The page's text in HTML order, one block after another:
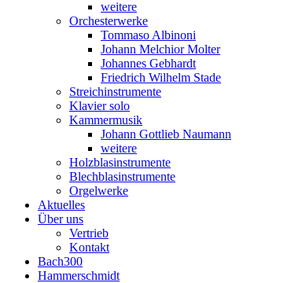
weitere
Orchesterwerke
Tommaso Albinoni
Johann Melchior Molter
Johannes Gebhardt
Friedrich Wilhelm Stade
Streichinstrumente
Klavier solo
Kammermusik
Johann Gottlieb Naumann
weitere
Holzblasinstrumente
Blechblasinstrumente
Orgelwerke
Aktuelles
Über uns
Vertrieb
Kontakt
Bach300
Hammerschmidt